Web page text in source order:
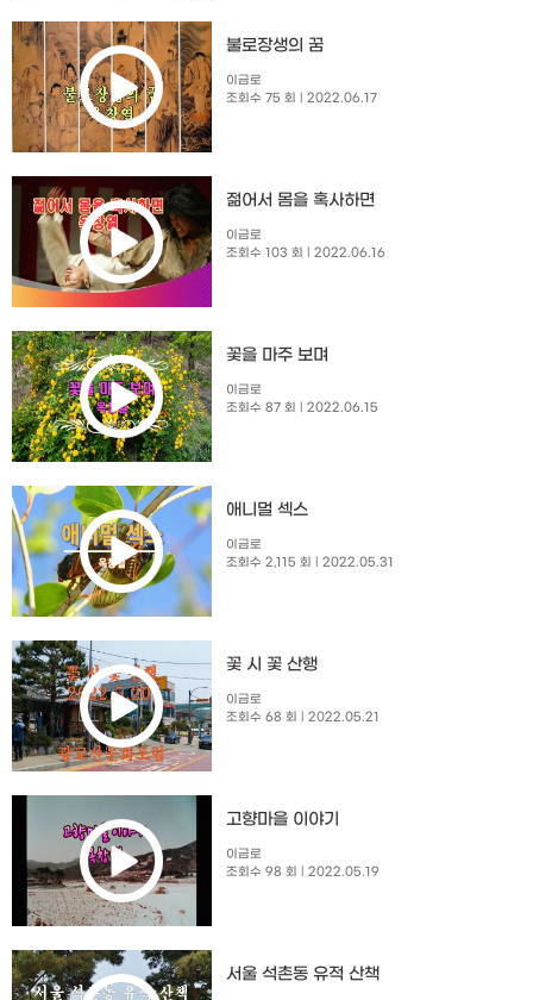
불로장생의 꿈
이금로
조회수 75 회
| 2022.06.17
젊어서 몸을 혹사하면
이금로
조회수 103 회
| 2022.06.16
꽃을 마주 보며
이금로
조회수 87 회
| 2022.06.15
애니멀 섹스
이금로
조회수 2,115 회
| 2022.05.31
꽃 시 꽃 산행
이금로
조회수 68 회
| 2022.05.21
고향마을 이야기
이금로
조회수 98 회
| 2022.05.19
서울 석촌동 유적 산책